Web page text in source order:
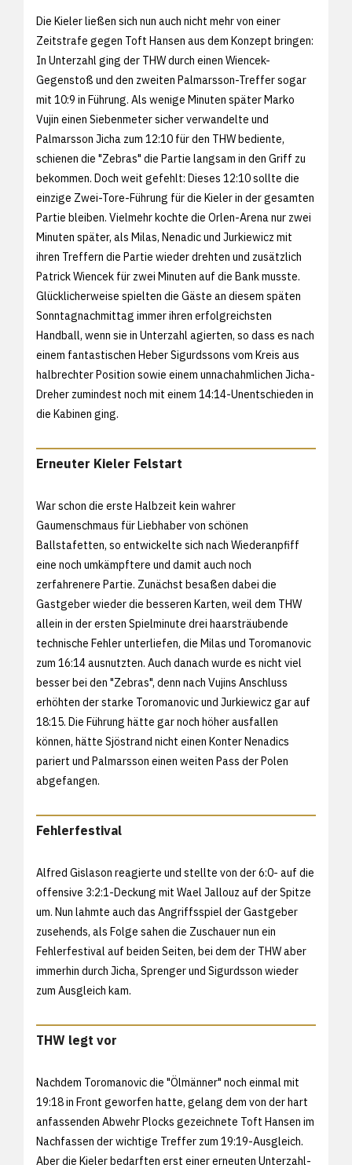
Die Kieler ließen sich nun auch nicht mehr von einer
Zeitstrafe gegen Toft Hansen aus dem Konzept bringen:
In Unterzahl ging der THW durch einen Wiencek-
Gegenstoß und den zweiten Palmarsson-Treffer sogar
mit 10:9 in Führung. Als wenige Minuten später Marko
Vujin einen Siebenmeter sicher verwandelte und
Palmarsson Jicha zum 12:10 für den THW bediente,
schienen die "Zebras" die Partie langsam in den Griff zu
bekommen. Doch weit gefehlt: Dieses 12:10 sollte die
einzige Zwei-Tore-Führung für die Kieler in der gesamten
Partie bleiben. Vielmehr kochte die Orlen-Arena nur zwei
Minuten später, als Milas, Nenadic und Jurkiewicz mit
ihren Treffern die Partie wieder drehten und zusätzlich
Patrick Wiencek für zwei Minuten auf die Bank musste.
Glücklicherweise spielten die Gäste an diesem späten
Sonntagnachmittag immer ihren erfolgreichsten
Handball, wenn sie in Unterzahl agierten, so dass es nach
einem fantastischen Heber Sigurdssons vom Kreis aus
halbrechter Position sowie einem unnachahmlichen Jicha-
Dreher zumindest noch mit einem 14:14-Unentschieden in
die Kabinen ging.
Erneuter Kieler Felstart
War schon die erste Halbzeit kein wahrer
Gaumenschmaus für Liebhaber von schönen
Ballstafetten, so entwickelte sich nach Wiederanpfiff
eine noch umkämpftere und damit auch noch
zerfahrenere Partie. Zunächst besaßen dabei die
Gastgeber wieder die besseren Karten, weil dem THW
allein in der ersten Spielminute drei haarsträubende
technische Fehler unterliefen, die Milas und Toromanovic
zum 16:14 ausnutzten. Auch danach wurde es nicht viel
besser bei den "Zebras", denn nach Vujins Anschluss
erhöhten der starke Toromanovic und Jurkiewicz gar auf
18:15. Die Führung hätte gar noch höher ausfallen
können, hätte Sjöstrand nicht einen Konter Nenadics
pariert und Palmarsson einen weiten Pass der Polen
abgefangen.
Fehlerfestival
Alfred Gislason reagierte und stellte von der 6:0- auf die
offensive 3:2:1-Deckung mit Wael Jallouz auf der Spitze
um. Nun lahmte auch das Angriffsspiel der Gastgeber
zusehends, als Folge sahen die Zuschauer nun ein
Fehlerfestival auf beiden Seiten, bei dem der THW aber
immerhin durch Jicha, Sprenger und Sigurdsson wieder
zum Ausgleich kam.
THW legt vor
Nachdem Toromanovic die "Ölmänner" noch einmal mit
19:18 in Front geworfen hatte, gelang dem von der hart
anfassenden Abwehr Plocks gezeichnete Toft Hansen im
Nachfassen der wichtige Treffer zum 19:19-Ausgleich.
Aber die Kieler bedarften erst einer erneuten Unterzahl-